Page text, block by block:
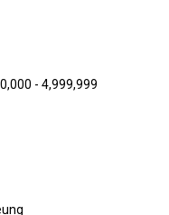
- 4,999,999